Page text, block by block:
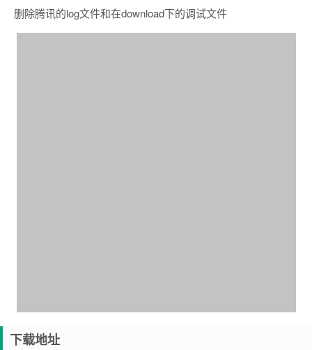
删除腾讯的log文件和在download下的调试文件
下载地址